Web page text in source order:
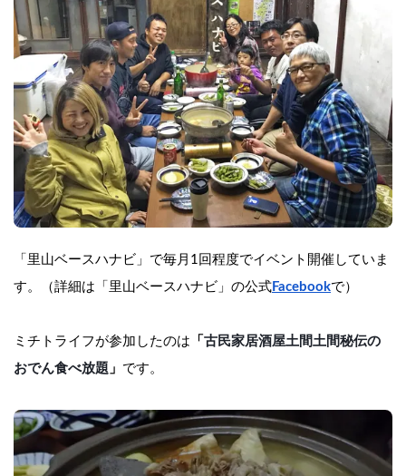
「里山ベースハナビ」で毎月1回程度でイベント開催していま
す。（詳細は 「里山ベースハナビ」の公式 Facebookで）
ミチトライフが参加したのは 「 古民家居酒屋土間土間秘伝の
おでん食べ放題 」 です。